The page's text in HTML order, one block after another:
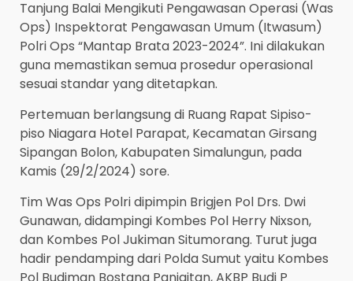
Tanjung Balai Mengikuti Pengawasan Operasi (Was
Ops) Inspektorat Pengawasan Umum (Itwasum)
Polri Ops “Mantap Brata 2023-2024”. Ini dilakukan
guna memastikan semua prosedur operasional
sesuai standar yang ditetapkan.
Pertemuan berlangsung di Ruang Rapat Sipiso-
piso Niagara Hotel Parapat, Kecamatan Girsang
Sipangan Bolon, Kabupaten Simalungun, pada
Kamis (29/2/2024) sore.
Tim Was Ops Polri dipimpin Brigjen Pol Drs. Dwi
Gunawan, didampingi Kombes Pol Herry Nixson,
dan Kombes Pol Jukiman Situmorang. Turut juga
hadir pendamping dari Polda Sumut yaitu Kombes